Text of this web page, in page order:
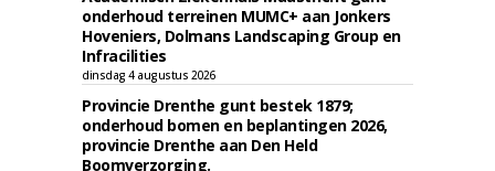
onderhoud terreinen MUMC+ aan Jonkers
Hoveniers, Dolmans Landscaping Group en
Infracilities
dinsdag 4 augustus 2026
Provincie Drenthe gunt bestek 1879;
onderhoud bomen en beplantingen 2026,
provincie Drenthe aan Den Held
Boomverzorging.